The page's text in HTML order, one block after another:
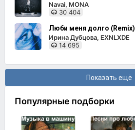
Navai, MONA
30 404
Люби меня долго (Remix)
Ирина Дубцова, EXNLXDE
14 695
Показать ещё
Популярные подборки